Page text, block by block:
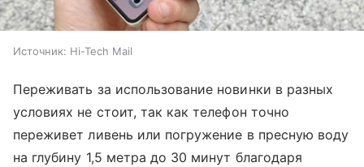
Источник: Hi-Tech Mail
Переживать за использование новинки в разных
условиях не стоит, так как телефон точно
переживет ливень или погружение в пресную воду
на глубину 1,5 метра до 30 минут благодаря